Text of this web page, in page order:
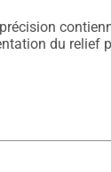
du relief